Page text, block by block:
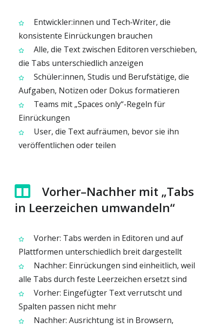
Entwickler:innen und Tech‑Writer, die
konsistente Einrückungen brauchen
Alle, die Text zwischen Editoren verschieben,
die Tabs unterschiedlich anzeigen
Schüler:innen, Studis und Berufstätige, die
Aufgaben, Notizen oder Dokus formatieren
Teams mit „Spaces only“-Regeln für
Einrückungen
User, die Text aufräumen, bevor sie ihn
veröffentlichen oder teilen
Vorher–Nachher mit „Tabs
in Leerzeichen umwandeln“
Vorher: Tabs werden in Editoren und auf
Plattformen unterschiedlich breit dargestellt
Nachher: Einrückungen sind einheitlich, weil
alle Tabs durch feste Leerzeichen ersetzt sind
Vorher: Eingefügter Text verrutscht und
Spalten passen nicht mehr
Nachher: Ausrichtung ist in Browsern,